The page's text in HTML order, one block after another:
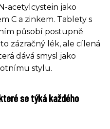
acetylcystein jako
C a zinkem. Tablety s
působí postupně
zázračný lék, ale cílená
dává smysl jako
stylu.
se týká každého